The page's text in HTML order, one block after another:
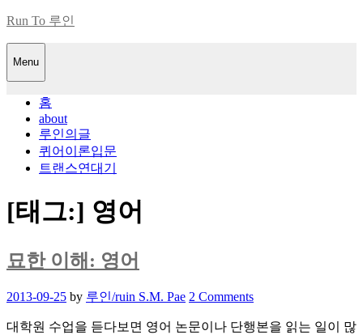
Skip
content
Run To 루인
Menu
홈
about
루인의글
퀴어이론입문
트랜스연대기
[태그:] 영어
묘한 이해: 영어
Posted
2013-09-25 by 루인/ruin S.M. Pae 2 Comments
대학원 수업을 듣다보면 영어 논문이나 단행본을 읽는 일이 많